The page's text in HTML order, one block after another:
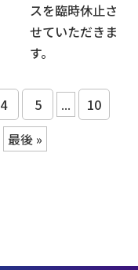
スを臨時休止さ
せていただきま
す。
4 5 ...
10
最後 »